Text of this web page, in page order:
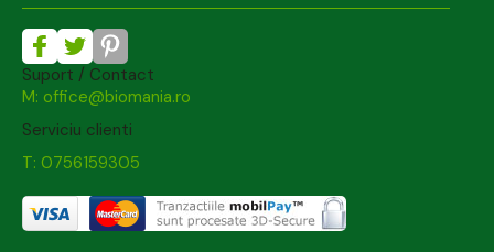
Suport / Contact
M: office@biomania.ro
Serviciu clienti
T: 0756159305